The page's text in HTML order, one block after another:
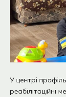
У центрі
реабілітаційні